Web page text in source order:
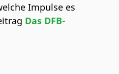
Impulse es
Das DFB-